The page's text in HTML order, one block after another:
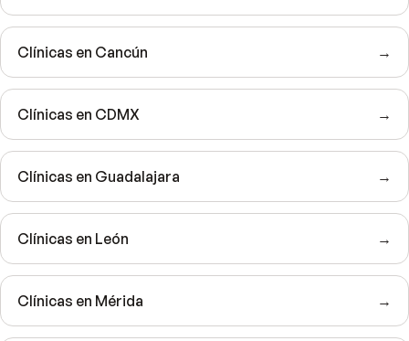
Clínicas en Cancún →
Clínicas en CDMX →
Clínicas en Guadalajara →
Clínicas en León →
Clínicas en Mérida →